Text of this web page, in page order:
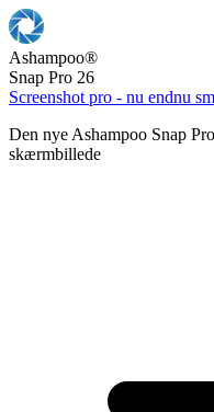
Ashampoo®
Snap Pro 26
Screenshot pro - nu endnu
Den nye Ashampoo Snap
skærmbillede